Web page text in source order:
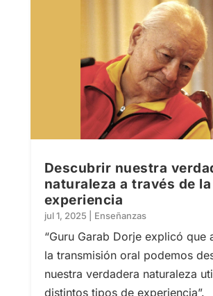
Descubrir nuestra
naturaleza a través de la
experiencia
jul 1, 2025 Enseñanzas
“Guru Garab Dorje explicó que
la transmisión oral podemos
nuestra verdadera naturaleza
distintos tipos de experiencia”.